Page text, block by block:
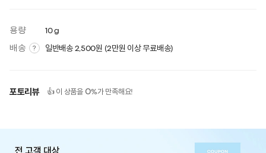
용량 10 g
배송 ? 일반배송 2,500원 (2만원 이상 무료배송)
포토리뷰 👍 이 상품을 0%가 만족해요!